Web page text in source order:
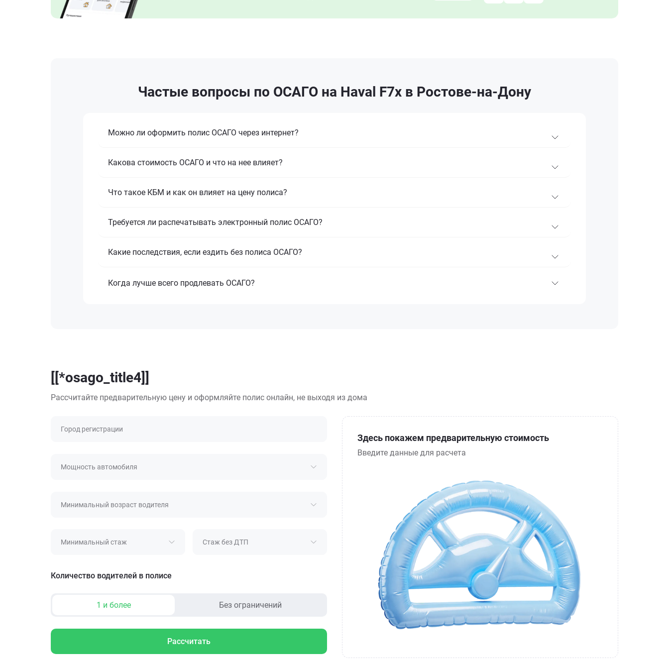
Частые вопросы по ОСАГО на Haval F7x в Ростове-на-Дону
Можно ли оформить полис ОСАГО через интернет?
Какова стоимость ОСАГО и что на нее влияет?
Что такое КБМ и как он влияет на цену полиса?
Требуется ли распечатывать электронный полис ОСАГО?
Какие последствия, если ездить без полиса ОСАГО?
Когда лучше всего продлевать ОСАГО?
[[*osago_title4]]
Рассчитайте предварительную цену и оформляйте полис онлайн, не выходя из дома
Город регистрации
Мощность автомобиля
Минимальный возраст водителя
Минимальный стаж Стаж без ДТП
Количество водителей в полисе
1 и более Без ограничений
Рассчитать
Здесь покажем предварительную стоимость
Введите данные для расчета